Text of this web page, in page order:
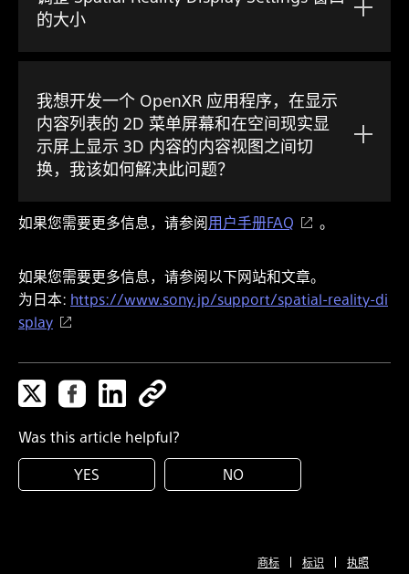
的大小
我想开发一个 OpenXR 应用程序，在显示
内容列表的 2D 菜单屏幕和在空间现实显
示屏上显示 3D 内容的内容视图之间切
换，我该如何解决此问题？
如果您需要更多信息，请参阅用户手册FAQ 。
如果您需要更多信息，请参阅以下网站和文章。
为日本: https://www.sony.jp/support/spatial-reality-di
splay
Was this article helpful?
YES
NO
商标 标识 执照